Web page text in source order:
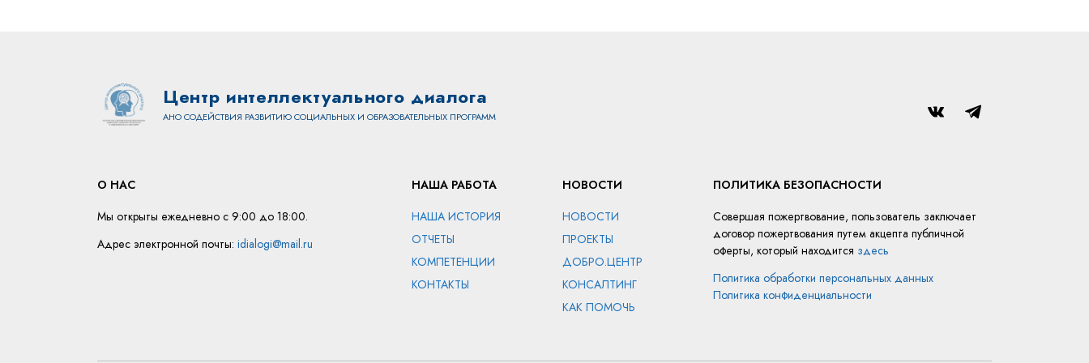
Центр интеллектуального диалога
АНО СОДЕЙСТВИЯ РАЗВИТИЮ СОЦИАЛЬНЫХ И ОБРАЗОВАТЕЛЬНЫХ ПРОГРАММ
О НАС
Мы открыты ежедневно с 9:00 до 18:00.
Адрес электронной почты: idialogi@mail.ru
НАША РАБОТА
НАША ИСТОРИЯ
ОТЧЕТЫ
КОМПЕТЕНЦИИ
КОНТАКТЫ
НОВОСТИ
НОВОСТИ
ПРОЕКТЫ
ДОБРО.ЦЕНТР
КОНСАЛТИНГ
КАК ПОМОЧЬ
ПОЛИТИКА БЕЗОПАСНОСТИ
Совершая пожертвование, пользователь заключает
договор пожертвования путем акцепта публичной
оферты, который находится здесь
Политика обработки персональных данных
Политика конфиденциальности